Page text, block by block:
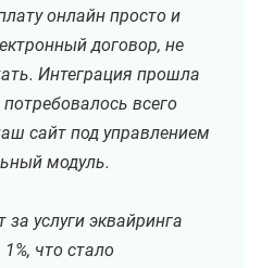
онлайн просто и
договор, не
Интеграция прошла
всего
сайт под управлением
модуль.
услуги эквайринга
что стало